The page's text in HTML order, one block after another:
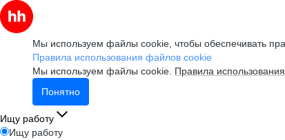
Мы используем файлы cookie, чтобы обеспечивать
Правила использования файлов cookie
Мы используем файлы cookie. Правила
Понятно
Ищу работу
Ищу работу